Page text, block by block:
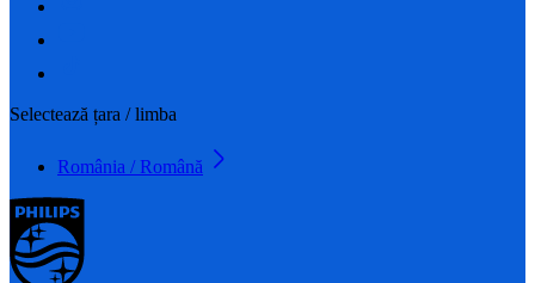
Selectează țara / limba
România / Română